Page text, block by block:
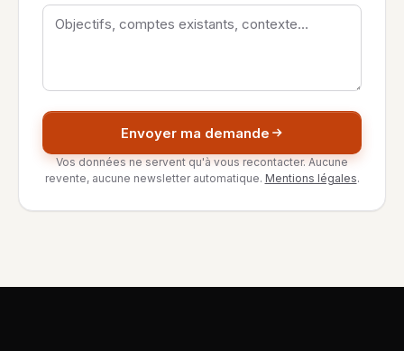
Envoyer ma demande
Vos données ne servent qu'à vous recontacter. Aucune
revente, aucune newsletter automatique. Mentions légales.